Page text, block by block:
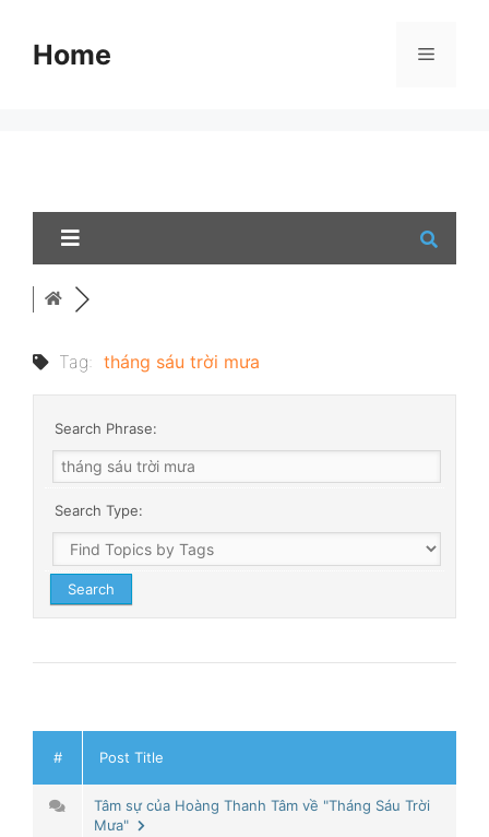
contentHome Menu
Tag: tháng sáu trời mưa
Search Phrase:
Search Type:
# Post Title
Tâm sự của Hoàng Thanh Tâm về "Tháng Sáu Trời
Mưa"